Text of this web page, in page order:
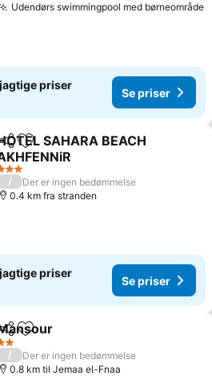
Udendørs swimmingpool med børneområde
priser
Se priser
Føj til favoritter
SAHARA BEACH
Stjerner
/
Der er ingen bedømmelse
0.4 km fra stranden
priser
Se priser
Føj til favoritter
Stjerner
/
Der er ingen bedømmelse
0.8 km til Jemaa el-Fnaa